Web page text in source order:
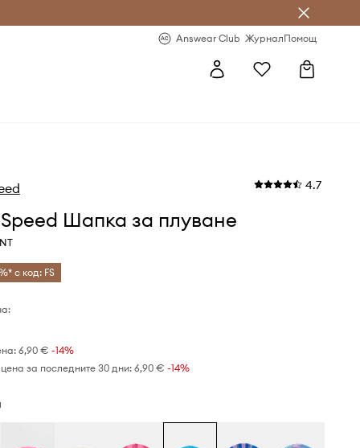
Answear Club ЖурналПомощ
4.7
Шапка за плуване
с код: FS
6,90 € -14%
за последните 30 дни: 6,90 € -14%